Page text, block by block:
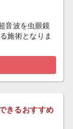
音波を虫眼鏡
施術となりま
きるおすすめ